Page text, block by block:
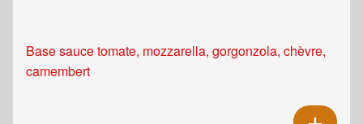
Base sauce tomate, mozzarella, gorgonzola, chèvre,
camembert